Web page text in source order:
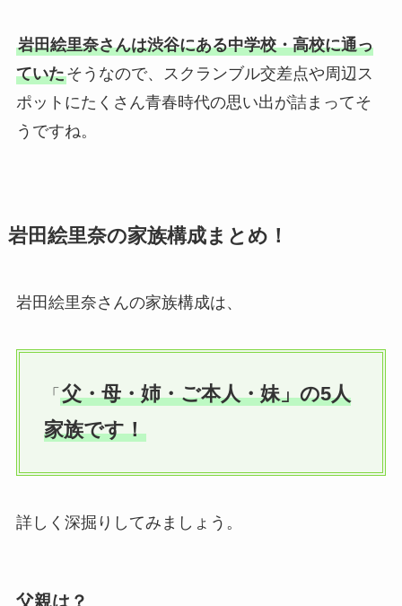
岩田絵里奈さんは渋谷にある中学校・高校に通っ
ていたそうなので、スクランブル交差点や周辺ス
ポットにたくさん青春時代の思い出が詰まってそ
うですね。
岩田絵里奈の家族構成まとめ！
岩田絵里奈さんの家族構成は、
「 父・母・姉・ご本人・妹」の5人
家族です！
詳しく深掘りしてみましょう。
父親は？